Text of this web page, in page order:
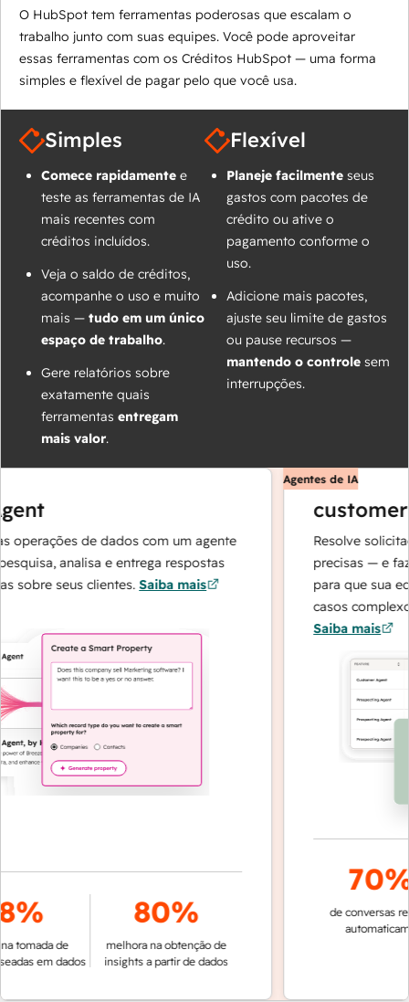
O HubSpot tem ferramentas poderosas que escalam o
trabalho junto com suas equipes. Você pode aproveitar
essas ferramentas com os Créditos HubSpot — uma forma
simples e flexível de pagar pelo que você usa.
Simples
Comece rapidamente e
teste as ferramentas de IA
mais recentes com
créditos incluídos.
Veja o saldo de créditos,
acompanhe o uso e muito
mais — tudo em um único
espaço de trabalho.
Gere relatórios sobre
exatamente quais
ferramentas entregam
mais valor.
Flexível
Planeje facilmente seus
gastos com pacotes de
crédito ou ative o
pagamento conforme o
uso.
Adicione mais pacotes,
ajuste seu limite de gastos
ou pause recursos —
mantendo o controle sem
interrupções.
de dados com um agente
analisa e entrega respostas
sobre seus clientes.Saiba mais
tomada de
em dados
80%
melhora na obtenção de
insights a partir de dados
Agentes de IA
customer
Resolve
precisas — e faz
para que sua
casos
Saiba mais
de conversas